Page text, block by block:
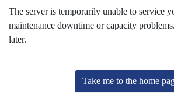
The server is temporarily unable to service
maintenance downtime or capacity
later.
Take me to the home